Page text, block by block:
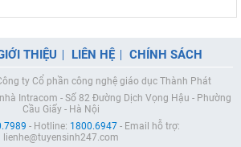
THIỆU LIÊN HỆ CHÍNH SÁCH
ty Cổ phần công nghệ giáo dục Thành Phát
Intracom - Số 82 Đường Dịch Vọng Hậu - Phường
Cầu Giấy - Hà Nội
- Hotline: 1800.6947- Email hỗ trợ:
lienhe@tuyensinh247.com